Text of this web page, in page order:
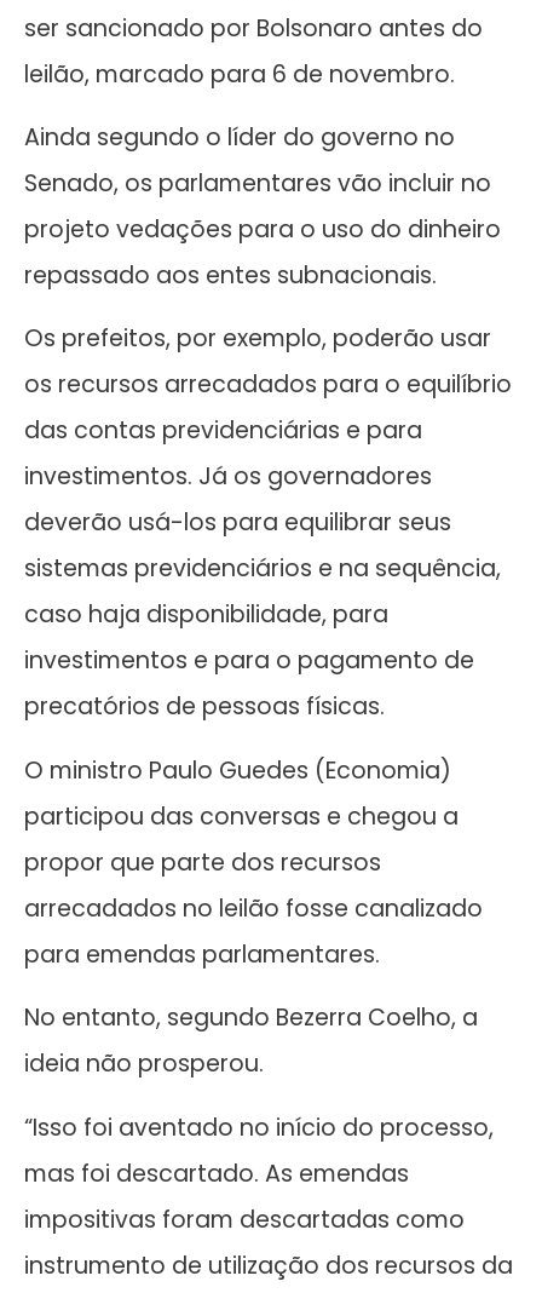
ser sancionado por Bolsonaro antes do
leilão, marcado para 6 de novembro.
Ainda segundo o líder do governo no
Senado, os parlamentares vão incluir no
projeto vedações para o uso do dinheiro
repassado aos entes subnacionais.
Os prefeitos, por exemplo, poderão usar
os recursos arrecadados para o equilíbrio
das contas previdenciárias e para
investimentos. Já os governadores
deverão usá-los para equilibrar seus
sistemas previdenciários e na sequência,
caso haja disponibilidade, para
investimentos e para o pagamento de
precatórios de pessoas físicas.
O ministro Paulo Guedes (Economia)
participou das conversas e chegou a
propor que parte dos recursos
arrecadados no leilão fosse canalizado
para emendas parlamentares.
No entanto, segundo Bezerra Coelho, a
ideia não prosperou.
“Isso foi aventado no início do processo,
mas foi descartado. As emendas
impositivas foram descartadas como
instrumento de utilização dos recursos da